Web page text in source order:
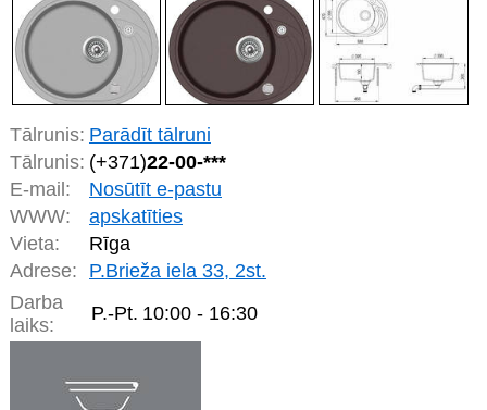
Tālrunis: Parādīt tālruni
Tālrunis: (+371)22-00-***
E-mail:
Nosūtīt e-pastu
WWW:
apskatīties
Vieta:
Rīga
Adrese:
P.Brieža iela 33, 2st.
Darba
laiks:
P.-Pt. 10:00 - 16:30